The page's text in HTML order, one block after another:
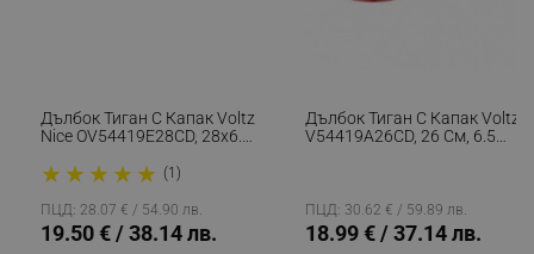
Дълбок Тиган С Капак Voltz
Nice OV54419E28CD, 28x6.8
Индукция, Кремав Меланж
★ ★ ★ ★ ★ (1)
ПЦД: 28.07 € / 54.90 лв.
19.50 € / 38.14 лв.
Дълбок Тиган С Капак Voltz
V54419A26CD, 26 См, 6.5
ПЦД: 30.62 € / 59.89 лв.
18.99 € / 37.14 лв.